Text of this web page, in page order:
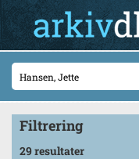
Filtrering
29 resultater